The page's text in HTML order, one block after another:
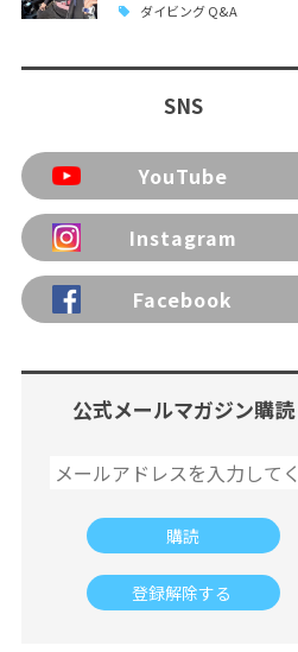
ダイビング Q&A
SNS
YouTube
Instagram
Facebook
公式メールマガジン購読